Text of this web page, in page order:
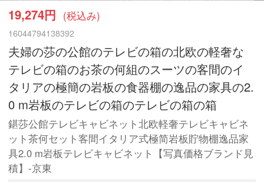
19,274円 (税込み)
16044794138392
夫婦の莎の公館のテレビの箱の北欧の軽奢な
テレビの箱のお茶の何組のスーツの客間のイ
タリアの極簡の岩板の食器棚の逸品の家具の2.
0 m岩板のテレビの箱のテレビの箱の箱
鍖莎公館テレビキャビネット北欧軽奢テレビキャビネ
ット茶何セット客間イタリア式極简岩板貯物棚逸品家
具2.0 m岩板テレビキャビネット【写真価格ブランド見
積】-京東